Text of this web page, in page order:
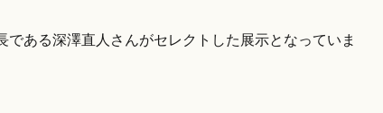
ある深澤直人さんがセレクトした展示となっていま